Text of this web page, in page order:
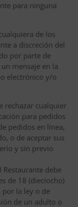
para ninguna
de los
a discreción del
por parte de
mensaje en la
electrónico y/o
rechazar cualquier
para pedidos
pedidos en línea,
o de aceptar sus
y sin previo
debe
de 18 (dieciocho)
la ley o de
de un adulto o